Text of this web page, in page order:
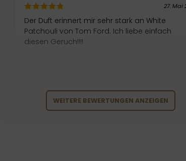
27. Mai
Der Duft erinnert mir sehr stark an White
Patchouli von Tom Ford. Ich liebe einfach
diesen Geruch!!!!
Femininer, eleganter und blumiger Duft. Sehr
WEITERE BEWERTUNGEN ANZEIGEN